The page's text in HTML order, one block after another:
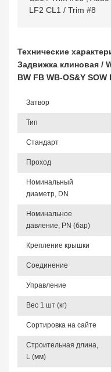
LF2 CL1 / Trim #8
Технические
Задвижка клиновая /
BW FB WB-OS&Y SOW
Затвор
Тип
Стандарт
Проход
Номинальный
диаметр, DN
Номинальное
давление, PN (бар)
Крепление крышки
Соединение
Управление
Вес 1 шт (кг)
Сортировка на сайте
Строительная длина,
L (мм)